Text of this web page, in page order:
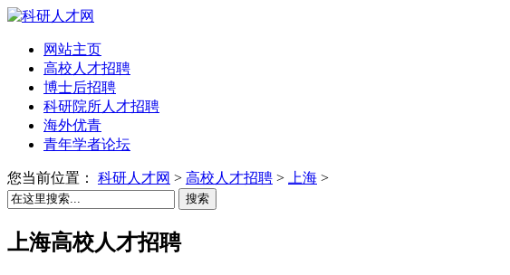
网站主页
高校人才招聘
博士后招聘
科研院所人才招聘
海外优青
青年学者论坛
您当前位置： 科研人才网 > 高校人才招聘 > 上海 >
搜索
上海高校人才招聘